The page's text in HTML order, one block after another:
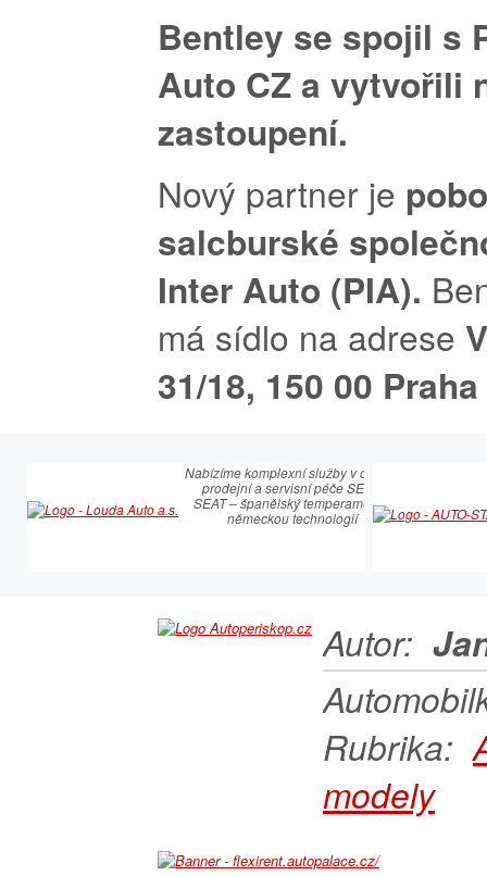
Bentley se spojil s
Auto CZ a vytvořili
zastoupení.
Nový partner je
salcburské
Inter Auto (PIA).
má sídlo na adrese
31/18, 150 00
Nabízíme komplexní služby v oblasti
prodejní a servisní péče SEAT.
SEAT – španělský temperament s
německou technologií
Autor:
Rubrika:
modely